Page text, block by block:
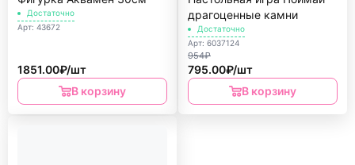
Достаточно
Арт: 43672
1851.00₽/шт
В корзину
драгоценные камни
Достаточно
Арт: 6037124
954₽
795.00₽/шт
В корзину